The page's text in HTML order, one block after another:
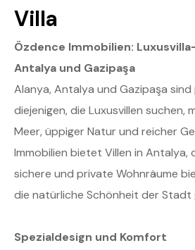
Villa
Özdence Immobilien:
Antalya und Gazipaşa
Alanya, Antalya und Gazipaşa
diejenigen, die Luxusvillen suchen,
Meer, üppiger Natur und reicher
Immobilien bietet Villen in Antalya,
sichere und private Wohnräume
die natürliche Schönheit der Stadt
Spezialdesign und Komfort